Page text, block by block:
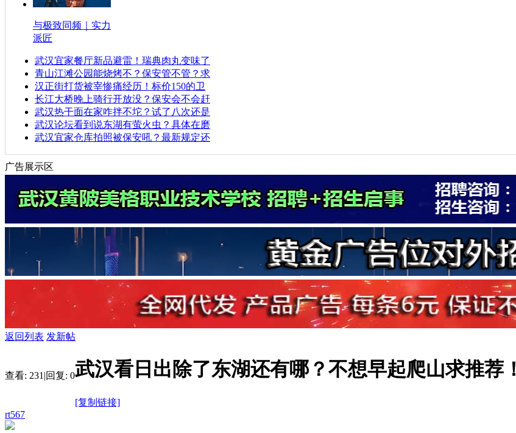
与极致同频｜实力
派匠
武汉宜家餐厅新品避雷！瑞典肉丸变味了
青山江滩公园能烧烤不？保安管不管？求
汉正街打货被宰惨痛经历！标价150的卫
长江大桥晚上骑行开放没？保安会不会赶
武汉热干面在家咋拌不坨？试了八次还是
武汉论坛看到说东湖有萤火虫？具体在磨
武汉宜家仓库拍照被保安吼？最新规定还
广告展示区
返回列表 发新帖
查看: 231 |回复: 0武汉看日出除了东湖还有哪？不想早起爬山求推荐！
[复制链接]
rt567